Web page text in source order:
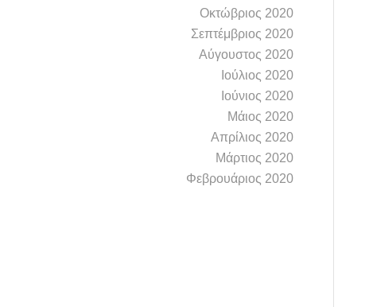
Οκτώβριος 2020
Σεπτέμβριος 2020
Αύγουστος 2020
Ιούλιος 2020
Ιούνιος 2020
Μάιος 2020
Απρίλιος 2020
Μάρτιος 2020
Φεβρουάριος 2020